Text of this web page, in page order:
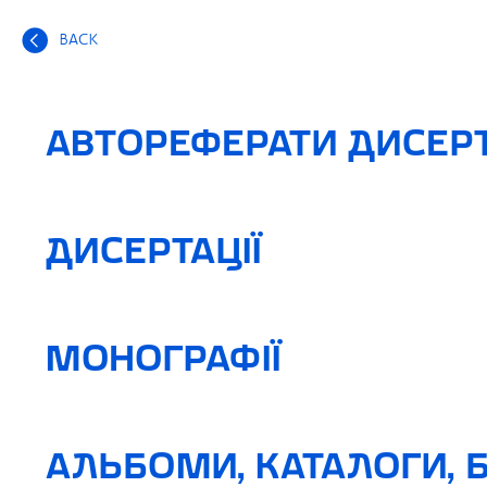
BACK
АВТОРЕФЕРАТИ
ДИСЕРТАЦІЇ
МОНОГРАФІЇ
АЛЬБОМИ, КАТАЛОГИ,